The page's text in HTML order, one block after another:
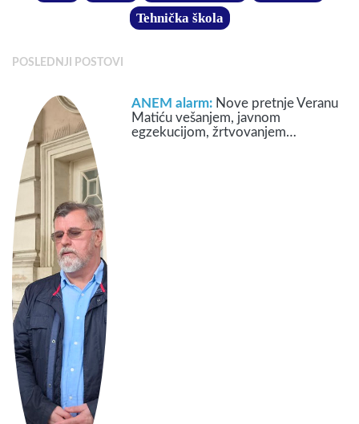
Tehnička škola
POSLEDNJI POSTOVI
ANEM alarm: Nove pretnje Veranu
Matiću vešanjem, javnom
egzekucijom, žrtvovanjem…